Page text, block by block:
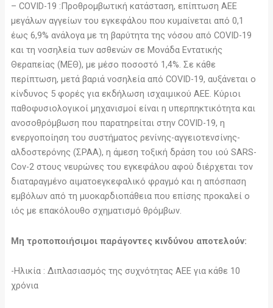
– COVID-19 :Προθρομβωτική κατάσταση, επίπτωση ΑΕΕ
μεγάλων αγγείων του εγκεφάλου που κυμαίνεται από 0,1
έως 6,9% ανάλογα με τη βαρύτητα της νόσου από COVID-19
και τη νοσηλεία των ασθενών σε Μονάδα Εντατικής
Θεραπείας (ΜΕΘ), με μέσο ποσοστό 1,4%. Σε κάθε
περίπτωση, μετά βαριά νοσηλεία από COVID-19, αυξάνεται ο
κίνδυνος 5 φορές για εκδήλωση ισχαιμικού ΑΕΕ. Κύριοι
παθοφυσιολογικοί μηχανισμοί είναι η υπερπηκτικότητα και
ανοσοθρόμβωση που παρατηρείται στην COVID-19, η
ενεργοποίηση του συστήματος ρενίνης-αγγειοτενσίνης-
αλδοστερόνης (ΣΡΑΑ), η άμεση τοξική δράση του ιού SARS-
Cov-2 στους νευρώνες του εγκεφάλου αφού διέρχεται τον
διαταραγμένο αιματοεγκεφαλικό φραγμό και η απόσπαση
εμβόλων από τη μυοκαρδιοπάθεια που επίσης προκαλεί ο
ιός με επακόλουθο σχηματισμό θρόμβων.
Μη τροποποιήσιμοι παράγοντες κινδύνου αποτελούν:
-Ηλικία : Διπλασιασμός της συχνότητας ΑΕΕ για κάθε 10
χρόνια